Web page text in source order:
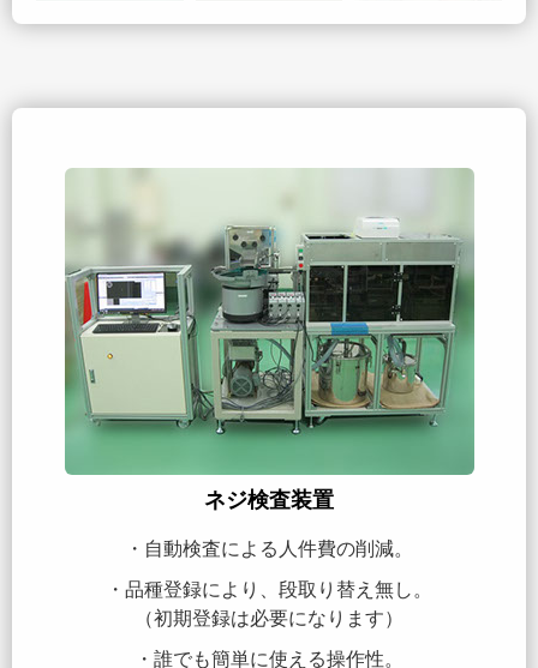
ネジ検査装置
・自動検査による人件費の削減。
・品種登録により、段取り替え無し。
（初期登録は必要になります）
・誰でも簡単に使える操作性。